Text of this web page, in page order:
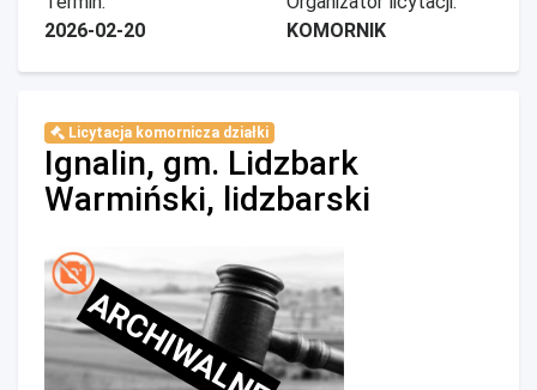
2026-02-20
KOMORNIK
Licytacja komornicza działki
Ignalin, gm. Lidzbark
Warmiński, lidzbarski
ARCHIWALNE